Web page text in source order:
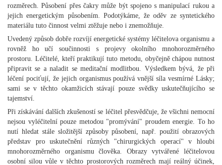
rozměrech. Působení přes čakry může být spojeno s manipulací rukou a
jejich energetickým působením. Podotýkáme, že oděv ze syntetického
materiálu tuto činnost velmi ztěžuje nebo i znemožňuje.
Uvedený způsob dobře rozvíjí energetické systémy léčitelova organismu a
rovněž ho učí součinnosti s projevy okolního mnohorozměrného
prostoru. Léčitelé, kteří praktikují tuto metodu, obyčejně chápou nutnost
připravit se a naladit se meditační modlitbou. Výsledkem bývá, že při
léčení pociťují, že jejich organismus používá vnější síla vesmírné Lásky;
sami se v těchto okamžicích stávají pouze svědky uskutečňujícího se
tajemství.
Při získávání dalších zkušeností se léčitel přesvědčuje, že všichni nemocní
nejsou vyléčitelní pouze metodou "promývání" proudem energie. To ho
nutí hledat stále složitější způsoby působení, např. použití obrazových
představ pro uskutečnění různých "chirurgických operací" v hloubi
mnohorozměrného organismu člověka. Obrazy vytvářené léčitelovou
osobní silou vůle v těchto prostorových rozměrech mají reálný účinek,